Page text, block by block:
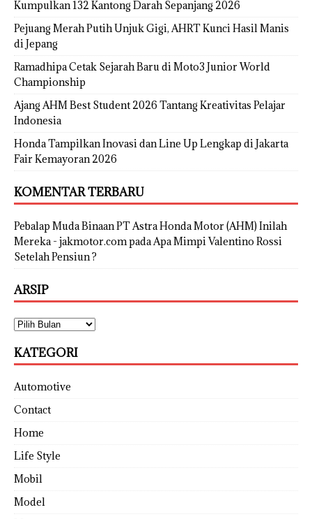
Kumpulkan 132 Kantong Darah Sepanjang 2026
Pejuang Merah Putih Unjuk Gigi, AHRT Kunci Hasil Manis
di Jepang
Ramadhipa Cetak Sejarah Baru di Moto3 Junior World
Championship
Ajang AHM Best Student 2026 Tantang Kreativitas Pelajar
Indonesia
Honda Tampilkan Inovasi dan Line Up Lengkap di Jakarta
Fair Kemayoran 2026
KOMENTAR TERBARU
Pebalap Muda Binaan PT Astra Honda Motor (AHM) Inilah
Mereka - jakmotor.compada Apa Mimpi Valentino Rossi
Setelah Pensiun ?
ARSIP
KATEGORI
Automotive
Contact
Home
Life Style
Mobil
Model